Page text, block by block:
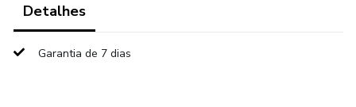
Detalhes
Garantia de 7 dias